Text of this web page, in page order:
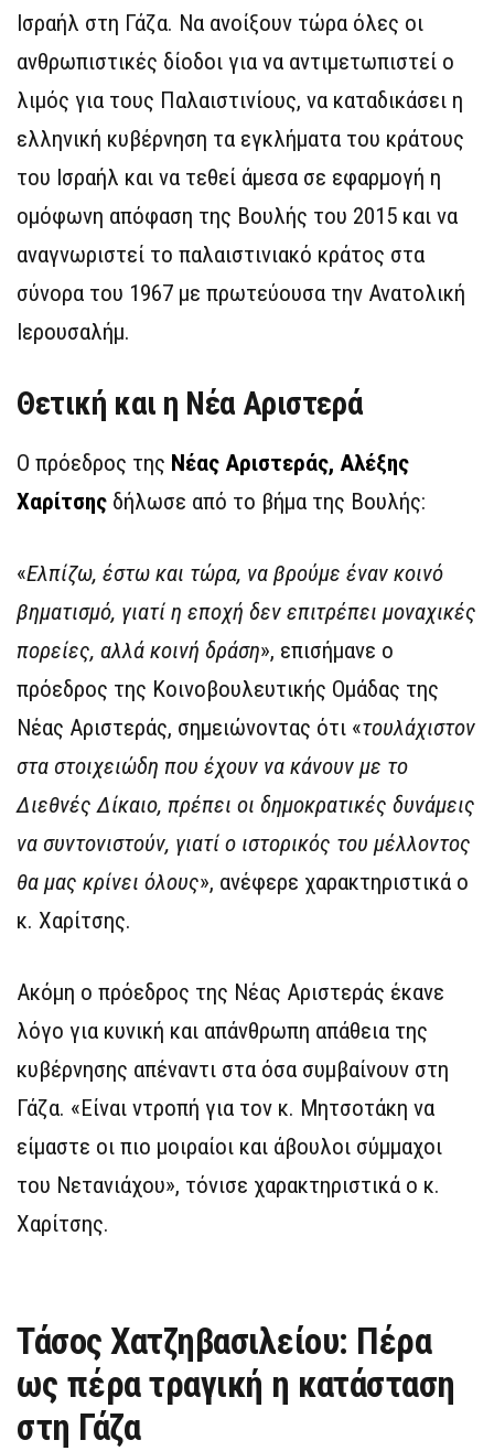
Ισραήλ στη Γάζα. Να ανοίξουν τώρα όλες οι
ανθρωπιστικές δίοδοι για να αντιμετωπιστεί ο
λιμός για τους Παλαιστινίους, να καταδικάσει η
ελληνική κυβέρνηση τα εγκλήματα του κράτους
του Ισραήλ και να τεθεί άμεσα σε εφαρμογή η
ομόφωνη απόφαση της Βουλής του 2015 και να
αναγνωριστεί το παλαιστινιακό κράτος στα
σύνορα του 1967 με πρωτεύουσα την Ανατολική
Ιερουσαλήμ.
Θετική και η Νέα Αριστερά
Ο πρόεδρος της Νέας Αριστεράς, Αλέξης
Χαρίτσης δήλωσε από το βήμα της Βουλής:
«Ελπίζω, έστω και τώρα, να βρούμε έναν κοινό
βηματισμό, γιατί η εποχή δεν επιτρέπει μοναχικές
πορείες, αλλά κοινή δράση», επισήμανε ο
πρόεδρος της Κοινοβουλευτικής Ομάδας της
Νέας Αριστεράς, σημειώνοντας ότι «τουλάχιστον
στα στοιχειώδη που έχουν να κάνουν με το
Διεθνές Δίκαιο, πρέπει οι δημοκρατικές δυνάμεις
να συντονιστούν, γιατί ο ιστορικός του μέλλοντος
θα μας κρίνει όλους», ανέφερε χαρακτηριστικά ο
κ. Χαρίτσης.
Ακόμη ο πρόεδρος της Νέας Αριστεράς έκανε
λόγο για κυνική και απάνθρωπη απάθεια της
κυβέρνησης απέναντι στα όσα συμβαίνουν στη
Γάζα. «Είναι ντροπή για τον κ. Μητσοτάκη να
είμαστε οι πιο μοιραίοι και άβουλοι σύμμαχοι
του Νετανιάχου», τόνισε χαρακτηριστικά ο κ.
Χαρίτσης.
Τάσος Χατζηβασιλείου: Πέρα
ως πέρα τραγική η κατάσταση
στη Γάζα